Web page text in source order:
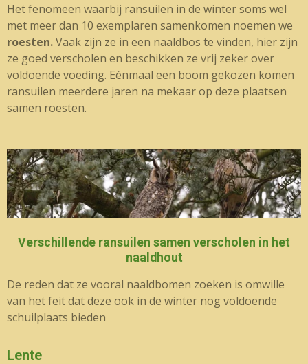
Het fenomeen waarbij ransuilen in de winter soms wel
met meer dan 10 exemplaren samenkomen noemen we
roesten.Vaak zijn ze in een naaldbos te vinden, hier zijn
ze goed verscholen en beschikken ze vrij zeker over
voldoende voeding. Eénmaal een boom gekozen komen
ransuilen meerdere jaren na mekaar op deze plaatsen
samen roesten.
Verschillende ransuilen samen verscholen in het
naaldhout
De reden dat ze vooral naaldbomen zoeken is omwille
van het feit dat deze ook in de winter nog voldoende
schuilplaats bieden
Lente